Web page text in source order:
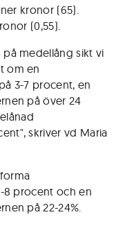
kronor (65).
(0,55).
medellång sikt vi
om en
3-7 procent, en
på över 24
skriver vd Maria
8 procent och en
på 22-24%.